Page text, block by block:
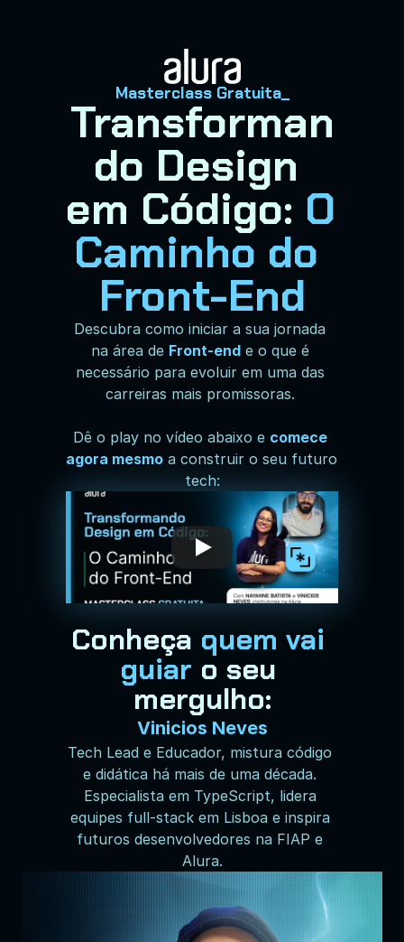
Masterclass Gratuita_
Transforman
do Design
em Código: O
Caminho do
Front-End
Descubra como iniciar a sua jornada
na área de Front-end e o que é
necessário para evoluir em uma das
carreiras mais promissoras.
Dê o play no vídeo abaixo e comece
agora mesmo a construir o seu futuro
tech:
Conheça quem vai
guiar o seu
mergulho:
Vinicios Neves
Tech Lead e Educador, mistura código
e didática há mais de uma década.
Especialista em TypeScript, lidera
equipes full-stack em Lisboa e inspira
futuros desenvolvedores na FIAP e
Alura.